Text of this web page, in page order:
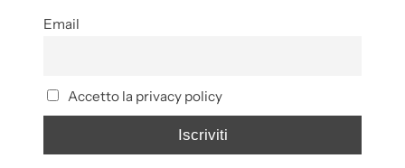
Email
Accetto la privacy policy